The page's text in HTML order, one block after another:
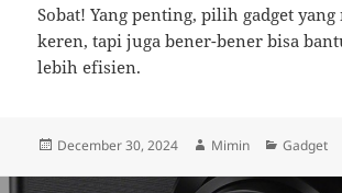
Sobat! Yang penting, pilih gadget yang
keren, tapi juga bener-bener bisa
lebih efisien.
Posted
December 30, 2024 Author
Mimin Gadget